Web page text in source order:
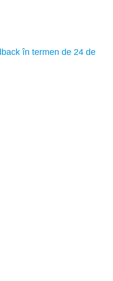
în termen de 24 de